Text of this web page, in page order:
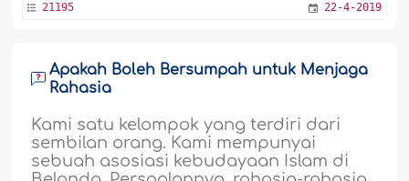
21195 22-4-2019
Apakah Boleh Bersumpah untuk Menjaga
Rahasia
Kami satu kelompok yang terdiri dari
sembilan orang. Kami mempunyai
sebuah asosiasi kebudayaan Islam di